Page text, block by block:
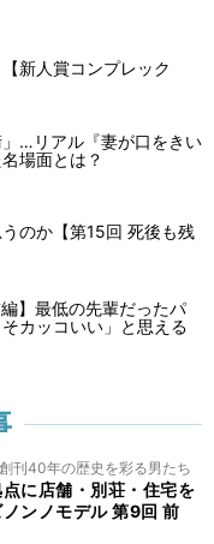
新人賞コンプレック
…リアル『妻が口をきい
場面とは？
のか【第15回 死後も残
】最低の先輩だったパ
カッコいい」と思える
刊40年の歴史を彩る男たち
に店舗・別荘・住宅を
ンノモデル 第9回 前